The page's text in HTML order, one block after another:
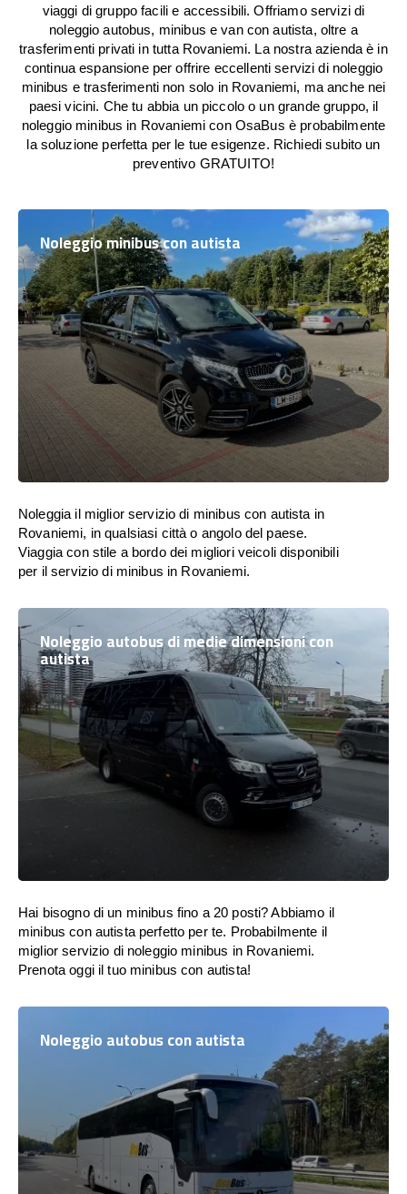
viaggi di gruppo facili e accessibili. Offriamo servizi di
noleggio autobus, minibus e van con autista, oltre a
trasferimenti privati in tutta Rovaniemi. La nostra azienda è in
continua espansione per offrire eccellenti servizi di noleggio
minibus e trasferimenti non solo in Rovaniemi, ma anche nei
paesi vicini. Che tu abbia un piccolo o un grande gruppo, il
noleggio minibus in Rovaniemi con OsaBus è probabilmente
la soluzione perfetta per le tue esigenze. Richiedi subito un
preventivo GRATUITO!
Noleggio minibus con autista
Noleggia il miglior servizio di minibus con autista in
Rovaniemi, in qualsiasi città o angolo del paese.
Viaggia con stile a bordo dei migliori veicoli disponibili
per il servizio di minibus in Rovaniemi.
Noleggio autobus di medie dimensioni con
autista
Hai bisogno di un minibus fino a 20 posti? Abbiamo il
minibus con autista perfetto per te. Probabilmente il
miglior servizio di noleggio minibus in Rovaniemi.
Prenota oggi il tuo minibus con autista!
Noleggio autobus con autista